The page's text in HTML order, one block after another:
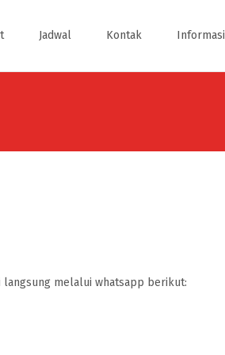
Jadwal Kontak Informasi
melalui whatsapp berikut: